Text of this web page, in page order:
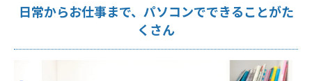
日常からお仕事まで、パソコンでできることがた
くさん